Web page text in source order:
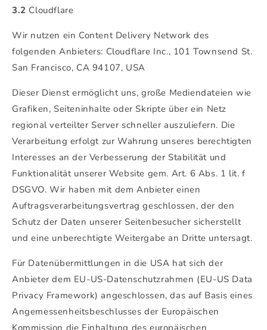
3.2 Cloudflare
Wir nutzen ein Content Delivery Network des
folgenden Anbieters: Cloudflare Inc., 101 Townsend St.
San Francisco, CA 94107, USA
Dieser Dienst ermöglicht uns, große Mediendateien wie
Grafiken, Seiteninhalte oder Skripte über ein Netz
regional verteilter Server schneller auszuliefern. Die
Verarbeitung erfolgt zur Wahrung unseres berechtigten
Interesses an der Verbesserung der Stabilität und
Funktionalität unserer Website gem. Art. 6 Abs. 1 lit. f
DSGVO. Wir haben mit dem Anbieter einen
Auftragsverarbeitungsvertrag geschlossen, der den
Schutz der Daten unserer Seitenbesucher sicherstellt
und eine unberechtigte Weitergabe an Dritte untersagt.
Für Datenübermittlungen in die USA hat sich der
Anbieter dem EU-US-Datenschutzrahmen (EU-US Data
Privacy Framework) angeschlossen, das auf Basis eines
Angemessenheitsbeschlusses der Europäischen
Kommission die Einhaltung des europäischen